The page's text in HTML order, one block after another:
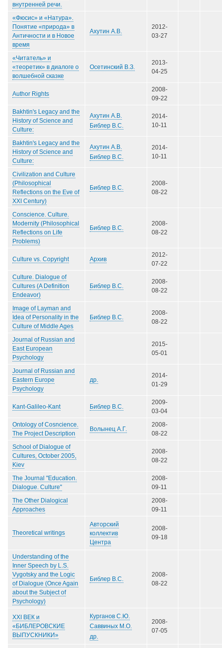
внутренней речи.
«Фюсис» и «Натура».
Понятие «природа» в
Античности и в Новое
время
Ахутин А.В.
2012-
03-27
«Читатель» и
«теоретик» в диалоге о
волшебной сказке
Осетинский В.З.
2013-
04-25
Author Rights
2008-
09-22
Bakhtin's Legacy and the
History of Science and
Culture:
Ахутин А.В.
Библер В.С.
2014-
10-11
Bakhtin's Legacy and the
History of Science and
Culture:
Ахутин А.В.
Библер В.С.
2014-
10-11
Civilization and Culture
(Philosophical
Reflections on the Eve of
XXI Century)
Библер В.С.
2008-
08-22
Conscience. Culture.
Modernity (Philosophical
Reflections on Life
Problems)
Библер В.С.
2008-
08-22
Culture vs. Copyright Архив
2012-
07-22
Culture. Dialogue of
Cultures (A Definition
Endeavor)
Библер В.С.
2008-
08-22
Image of Layman and
Idea of Personality in the
Culture of Middle Ages
Библер В.С.
2008-
08-22
Journal of Russian and
East European
Psychology
2015-
05-01
Journal of Russian and
Eastern Europe
Psychology
др.
2014-
01-29
Kant-Galileo-Kant Библер В.С.
2009-
03-04
Ontology of Cosncience.
The Project Description
Волынец А.Г.
2008-
08-22
School of Dialogue of
Cultures, October 2005,
Kiev
2008-
08-22
The Journal "Education.
Dialogue. Culture"
2008-
09-11
The Other Dialogical
Approaches
2008-
09-11
Theoretical writings
Авторский
коллектив
Центра
2008-
09-18
Understanding of the
Inner Speech by L.S.
Vygotsky and the Logic
of Dialogue (Once Again
about the Subject of
Psychology)
Библер В.С.
2008-
08-22
XXI ВЕК и
«БИБЛЕРОВСКИЕ
ВЫПУСКНИКИ»
Курганов С.Ю.
Саввиных М.О.
др.
2008-
07-05